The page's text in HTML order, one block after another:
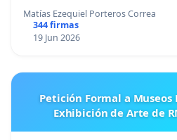
Matías Ezequiel Porteros Correa
344 firmas
19 Jun 2026
Petición Formal a Museos
Exhibición de Arte de